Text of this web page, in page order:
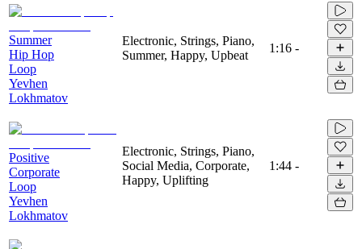
Summer
Hip Hop
Loop
Yevhen
Lokhmatov
Electronic, Strings, Piano,
Summer, Happy, Upbeat
1:16 -
Positive
Corporate
Loop
Yevhen
Lokhmatov
Electronic, Strings, Piano,
Social Media, Corporate,
Happy, Uplifting
1:44 -